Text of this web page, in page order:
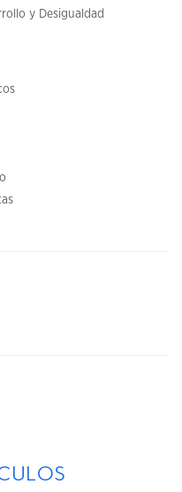
y Desigualdad